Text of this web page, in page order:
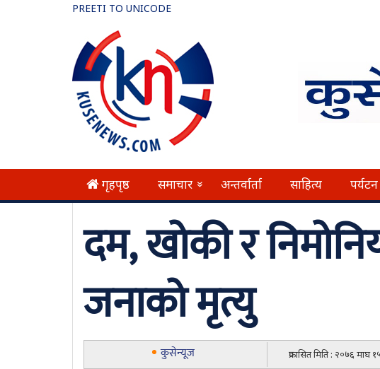
PREETI TO UNICODE
गृहपृष्ठ समाचार » अन्तर्वार्ता साहित्य पर्यटन
दम, खोकी र
जनाको मृत्यु
कुसेन्यूज प्रकासित मिति : २०७६ माघ